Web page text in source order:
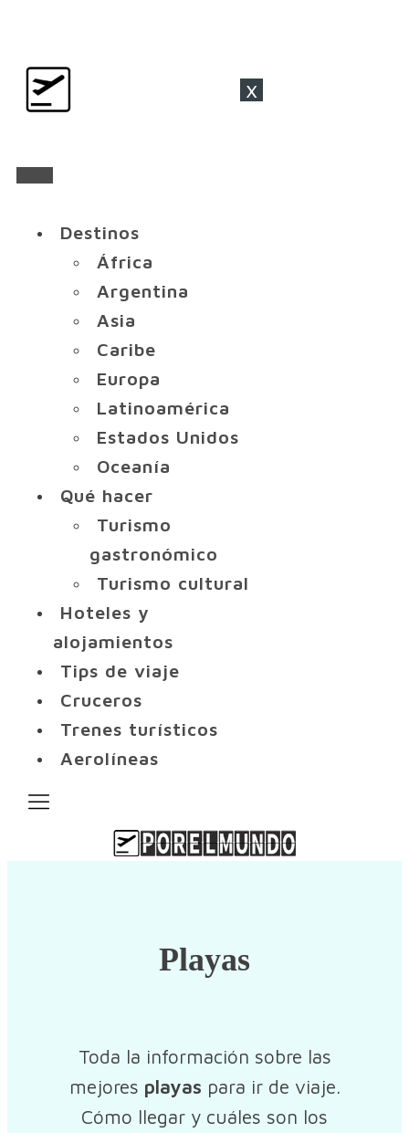
x
Destinos
África
Argentina
Asia
Caribe
Europa
Latinoamérica
Estados Unidos
Oceanía
Qué hacer
Turismo
gastronómico
Turismo cultural
Hoteles y
alojamientos
Tips de viaje
Cruceros
Trenes turísticos
Aerolíneas
Playas
Toda la información sobre las
mejores playas para ir de viaje.
Cómo llegar y cuáles son los